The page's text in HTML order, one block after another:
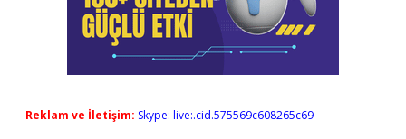
Reklam ve İletişim: Skype: live:.cid.575569c608265c69